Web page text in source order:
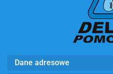
Dane adresowe